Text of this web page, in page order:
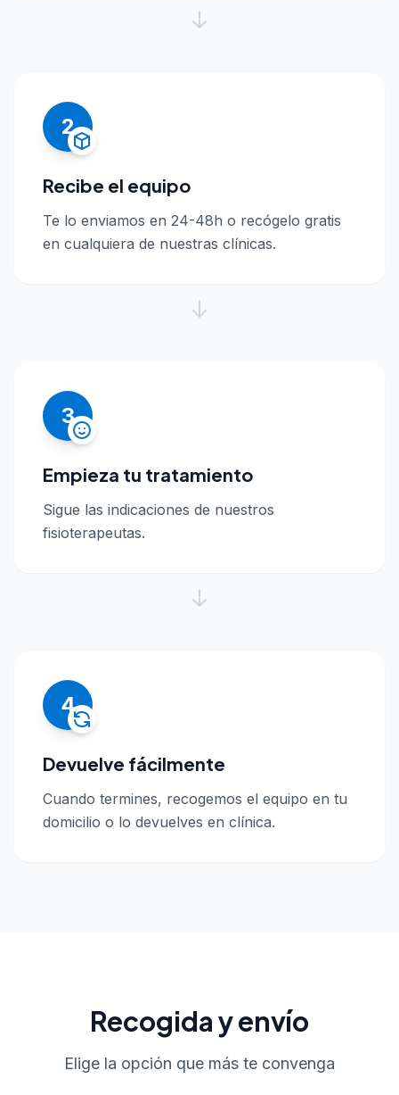
2
Recibe el equipo
Te lo enviamos en 24-48h o recógelo gratis
en cualquiera de nuestras clínicas.
3
Empieza tu tratamiento
Sigue las indicaciones de nuestros
fisioterapeutas.
4
Devuelve fácilmente
Cuando termines, recogemos el equipo en tu
domicilio o lo devuelves en clínica.
Recogida y envío
Elige la opción que más te convenga